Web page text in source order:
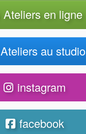
Ateliers en ligne
Ateliers au studio
instagram
facebook